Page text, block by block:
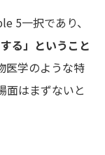
5一択であり、
る」ということ
医学のような特
面はまずないと